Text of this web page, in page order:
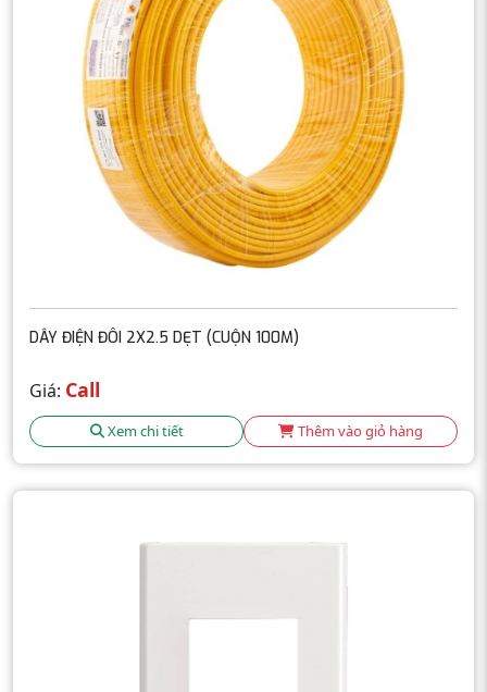
DÂY ĐIỆN ĐÔI 2X2.5 DẸT (CUỘN 100M)
Giá: Call
Xem chi tiết Thêm vào giỏ hàng